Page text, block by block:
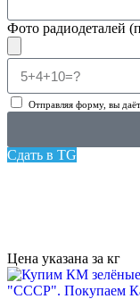
Фото радиодеталей
Отправляя форму, вы
Сдать в TG
Цена указана за кг